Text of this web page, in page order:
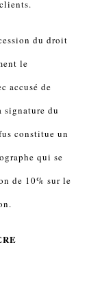
du droit
le
accusé de
signature du
constitue un
qui se
de 10% sur le